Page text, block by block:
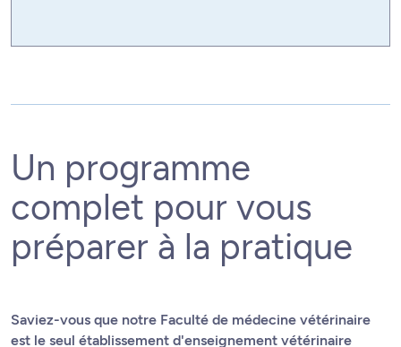
Un programme
complet pour vous
préparer à la pratique
Saviez-vous que notre Faculté de médecine vétérinaire
est le seul établissement d'enseignement vétérinaire